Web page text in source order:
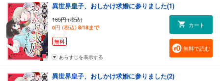
異世界皇子、おしかけ求婚に参りました(1)
165円 (税込)
0円 (税込) 8/18まで
無料
カート
無料で読む
あらすじを表示する
異世界皇子、おしかけ求婚に参りました(2)